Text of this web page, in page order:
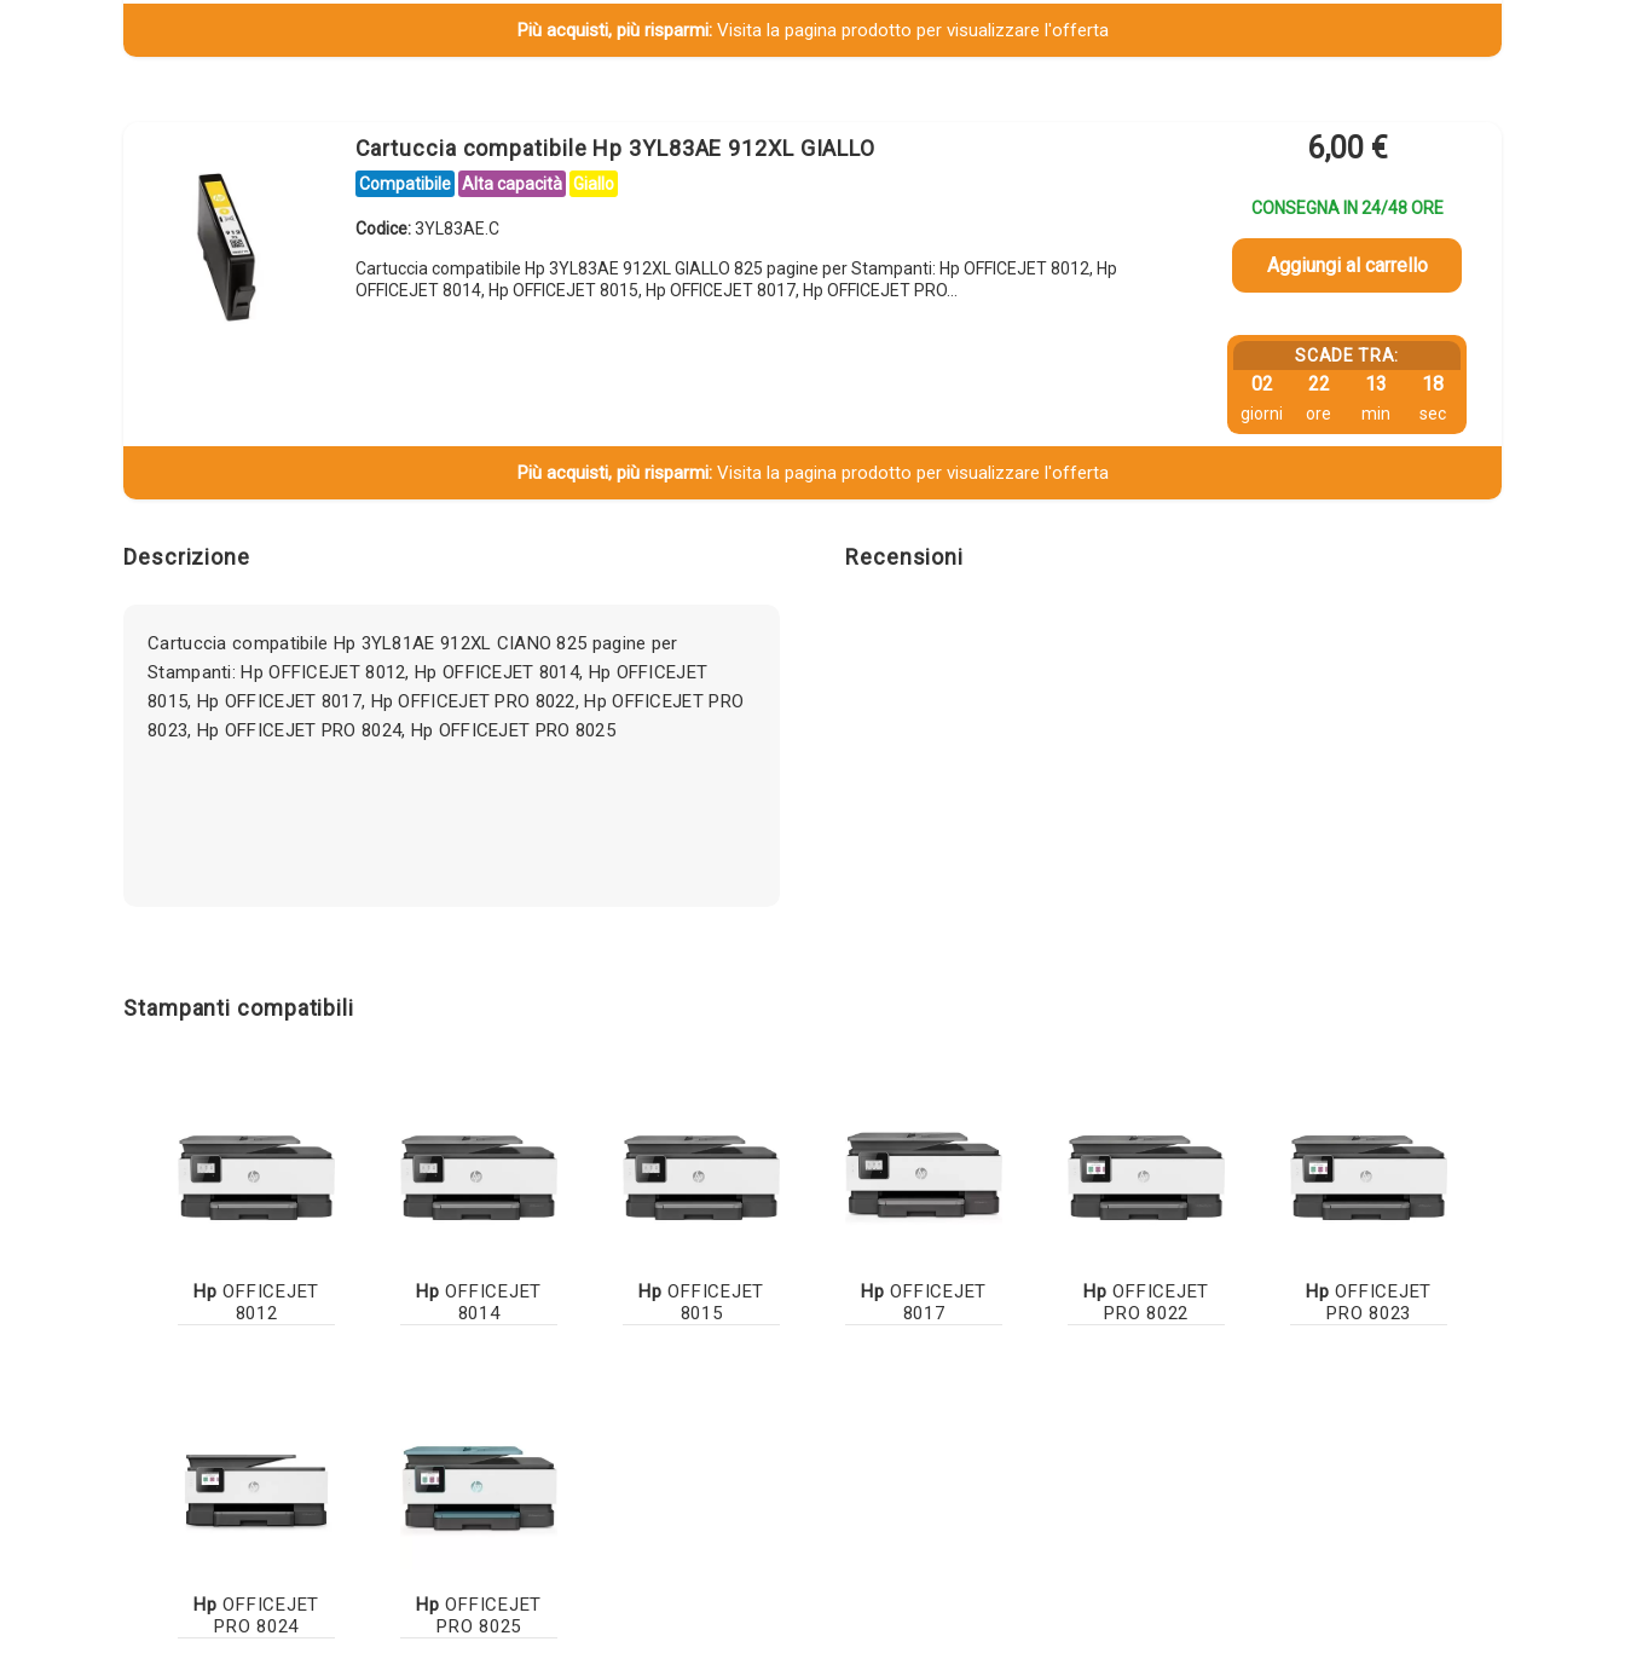
Più acquisti, più risparmi:Visita la pagina prodotto per visualizzare l'offerta
Cartuccia compatibile Hp 3YL83AE 912XL GIALLO
Compatibile Alta capacità Giallo
Codice:3YL83AE.C
Cartuccia compatibile Hp 3YL83AE 912XL GIALLO 825 pagine per Stampanti: Hp OFFICEJET 8012, Hp
OFFICEJET 8014, Hp OFFICEJET 8015, Hp OFFICEJET 8017, Hp OFFICEJET PRO…
6,00 €
CONSEGNA IN 24/48 ORE
Aggiungi al carrello
SCADE TRA:
02
giorni
22
ore
13
min
18
sec
Più acquisti, più risparmi:Visita la pagina prodotto per visualizzare l'offerta
Descrizione
Cartuccia compatibile Hp 3YL81AE 912XL CIANO 825 pagine per
Stampanti: Hp OFFICEJET 8012, Hp OFFICEJET 8014, Hp OFFICEJET
8015, Hp OFFICEJET 8017, Hp OFFICEJET PRO 8022, Hp OFFICEJET PRO
8023, Hp OFFICEJET PRO 8024, Hp OFFICEJET PRO 8025
Recensioni
Stampanti compatibili
Hp OFFICEJET
8012
Hp OFFICEJET
8014
Hp OFFICEJET
8015
Hp OFFICEJET
8017
Hp OFFICEJET
PRO 8022
Hp OFFICEJET
PRO 8023
Hp OFFICEJET
PRO 8024
Hp OFFICEJET
PRO 8025